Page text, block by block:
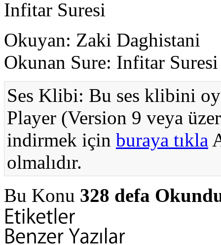
Okuyan: Zaki Daghistani
Okunan Sure: Infitar Suresi
Ses Klibi: Bu ses klibini
Player (Version 9 veya
indirmek için buraya tıkla
olmalıdır.
Bu Konu 328 defa